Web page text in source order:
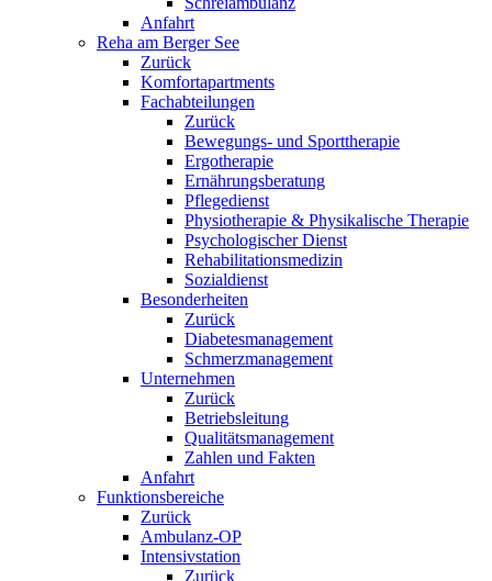
Anfahrt
Reha am Berger See
Zurück
Komfortapartments
Fachabteilungen
Zurück
Bewegungs- und Sporttherapie
Ergotherapie
Ernährungsberatung
Pflegedienst
Physiotherapie & Physikalische Therapie
Psychologischer Dienst
Rehabilitationsmedizin
Sozialdienst
Besonderheiten
Zurück
Diabetesmanagement
Schmerzmanagement
Unternehmen
Zurück
Betriebsleitung
Qualitätsmanagement
Zahlen und Fakten
Anfahrt
Funktionsbereiche
Zurück
Ambulanz-OP
Intensivstation
Zurück